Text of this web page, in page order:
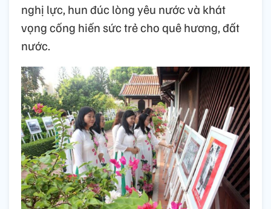
nghị lực, hun đúc lòng yêu nước và khát
vọng cống hiến sức trẻ cho quê hương, đất
nước.